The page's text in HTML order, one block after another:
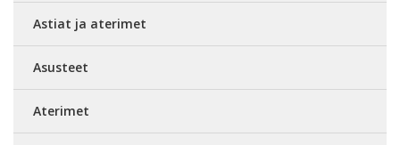
Astiat ja aterimet
Asusteet
Aterimet